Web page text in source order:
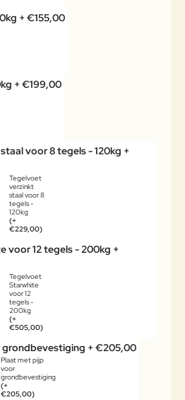
Tegelvoet
verzinkt
staal voor 8
tegels -
120kg
(+
€229,00)
Tegelvoet
Starwhite
voor 12
tegels -
200kg
(+
€505,00)
Plaat met pijp
voor
grondbevestiging
(+
€205,00)